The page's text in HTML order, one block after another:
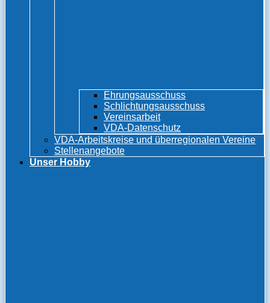
Ehrungsausschuss
Schlichtungsausschuss
Vereinsarbeit
VDA-Datenschutz
VDA-Arbeitskreise und überregionalen Vereine
Stellenangebote
Unser Hobby